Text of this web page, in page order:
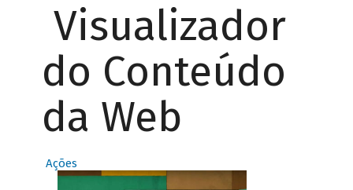
Visualizador
do Conteúdo
da Web
Ações